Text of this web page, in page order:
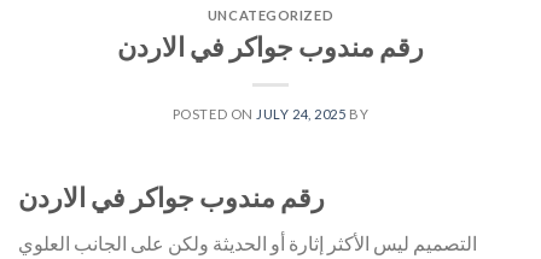
UNCATEGORIZED
رقم مندوب جواكر في الاردن
POSTED ON JULY 24, 2025 BY
رقم مندوب جواكر في الاردن
التصميم ليس الأكثر إثارة أو الحديثة ولكن على الجانب العلوي